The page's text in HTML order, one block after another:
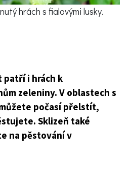
hrách s fialovými lusky.
patří i hrách k
zeleniny. V oblastech s
počasí přelstít,
Sklizeň také
na pěstování v